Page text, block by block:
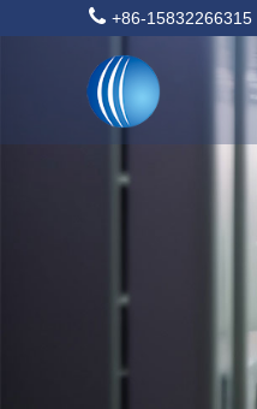
+86-15832266315